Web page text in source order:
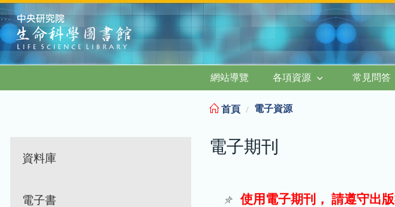
:::
網站導覽 各項資源 常見問答
資料庫
電子書
首頁 電子資源
電子期刊
使用電子期刊， 請遵守出